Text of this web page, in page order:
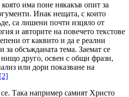
има поне някакъв опит за
Инак нещата, с които
са лишени почти изцяло от
и авторите на повечето текстове
от каквито и да е реални
обсъжданата тема. Заемат се
друго, освен с общи фрази,
или дори показване на
[2]
Така например самият Христо